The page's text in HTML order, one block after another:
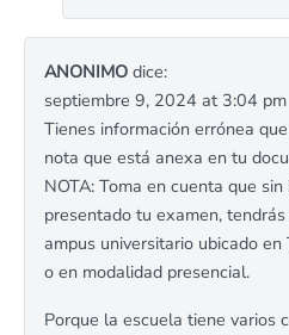
ANONIMO dice:
septiembre 9, 2024 at 3:04 pm
Tienes información errónea
nota que está anexa en tu
NOTA: Toma en cuenta que
presentado tu examen,
ampus universitario ubicado
o en modalidad presencial.
Porque la escuela tiene varios